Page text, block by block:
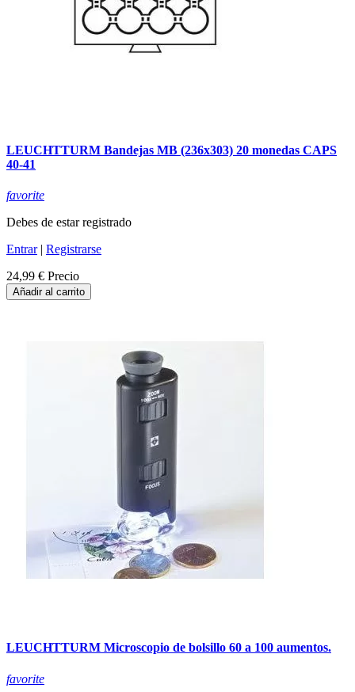
LEUCHTTURM Bandejas MB (236x303) 20 monedas CAPS
40-41
favorite
Debes de estar registrado
Entrar| Registrarse
24,99 € Precio
Añadir al carrito
LEUCHTTURM Microscopio de bolsillo 60 a 100 aumentos.
favorite